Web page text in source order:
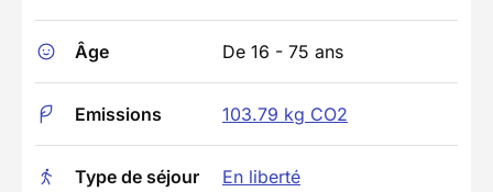
Âge De 16 - 75 ans
Emissions 103.79 kg CO2
Type de séjour En liberté